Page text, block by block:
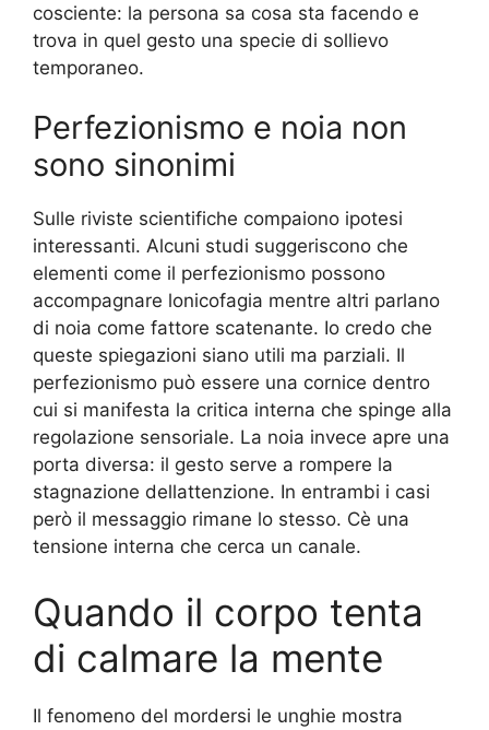
cosciente: la persona sa cosa sta facendo e
trova in quel gesto una specie di sollievo
temporaneo.
Perfezionismo e noia non
sono sinonimi
Sulle riviste scientifiche compaiono ipotesi
interessanti. Alcuni studi suggeriscono che
elementi come il perfezionismo possono
accompagnare lonicofagia mentre altri parlano
di noia come fattore scatenante. Io credo che
queste spiegazioni siano utili ma parziali. Il
perfezionismo può essere una cornice dentro
cui si manifesta la critica interna che spinge alla
regolazione sensoriale. La noia invece apre una
porta diversa: il gesto serve a rompere la
stagnazione dellattenzione. In entrambi i casi
però il messaggio rimane lo stesso. Cè una
tensione interna che cerca un canale.
Quando il corpo tenta
di calmare la mente
Il fenomeno del mordersi le unghie mostra